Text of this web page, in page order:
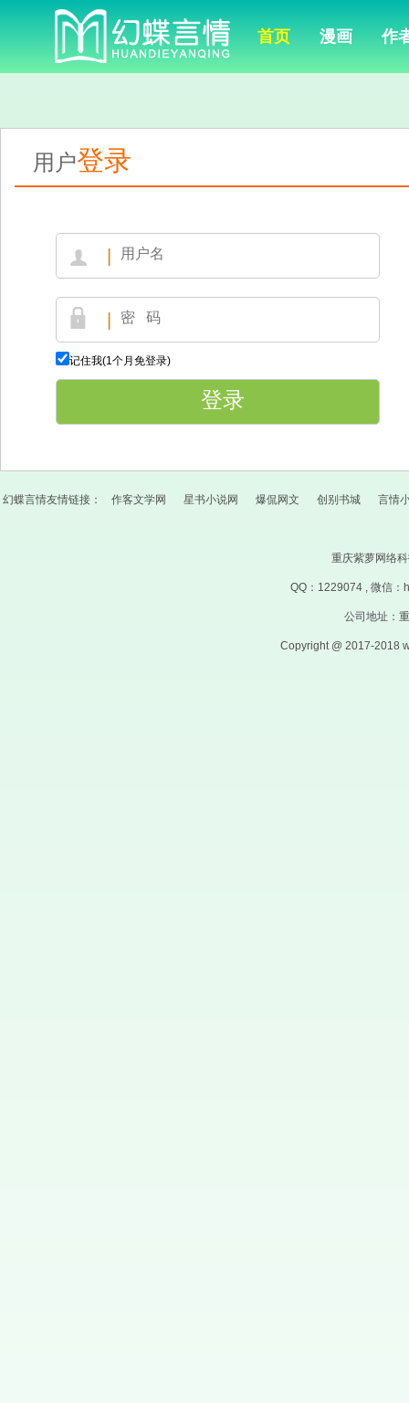
首页 漫画 作
用户登录
记住我(1个月免登录)
幻蝶言情友情链接： 作客文学网 星书小说网 爆侃网文 创别书城 言情
重庆紫萝网络
QQ： 1229074, 微信：
公司地址：
Copyright @ 2017-2018